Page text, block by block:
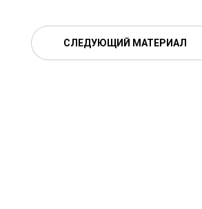
СЛЕДУЮЩИЙ МАТЕРИАЛ